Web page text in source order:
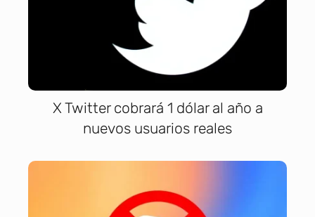
X Twitter cobrará 1 dólar al año a
nuevos usuarios reales